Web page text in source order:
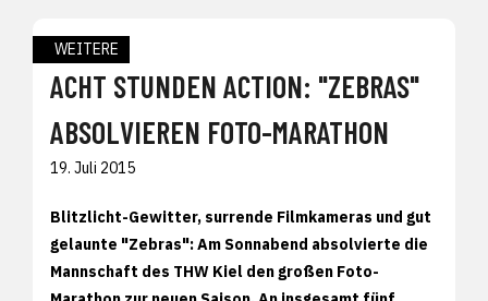
WEITERE
ACHT STUNDEN ACTION: "ZEBRAS"
ABSOLVIEREN FOTO-MARATHON
19. Juli 2015
Blitzlicht-Gewitter, surrende Filmkameras und gut
gelaunte "Zebras": Am Sonnabend absolvierte die
Mannschaft des THW Kiel den großen Foto-